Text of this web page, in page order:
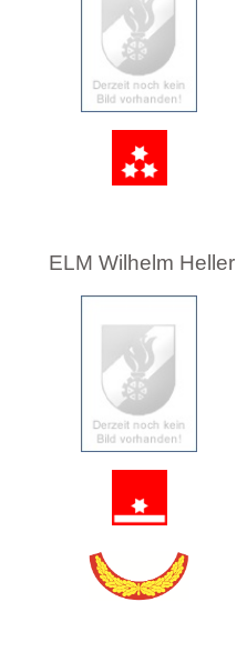
ELM Wilhelm Heller